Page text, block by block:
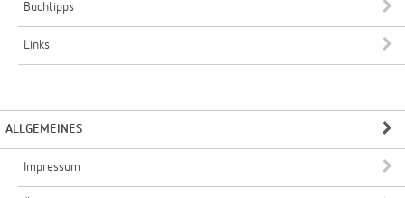
Buchtipps
Links
ALLGEMEINES
Impressum